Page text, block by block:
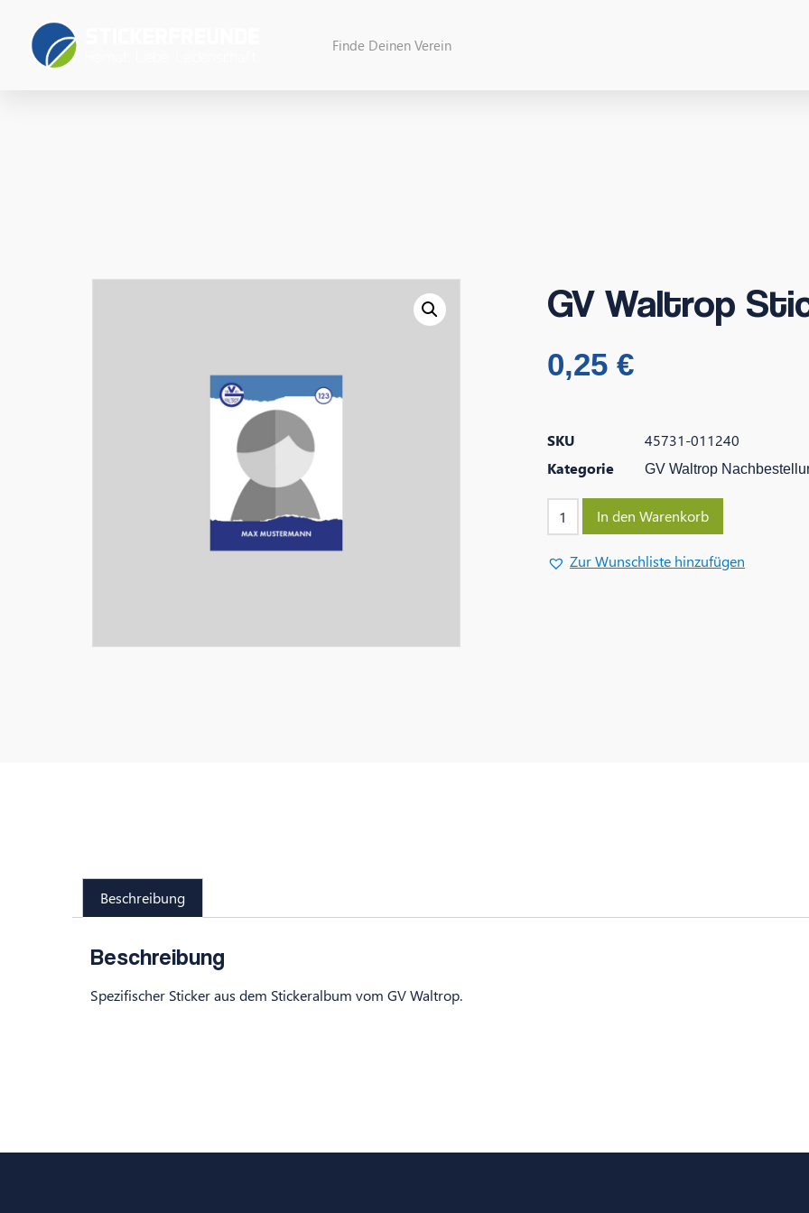
GV Waltrop
0,25 €
SKU
45731-011240
Kategorie
GV Waltrop
In den Warenkorb
Zur Wunschliste hinzufügen
Beschreibung
Beschreibung
Spezifischer Sticker aus dem Stickeralbum vom GV Waltrop.